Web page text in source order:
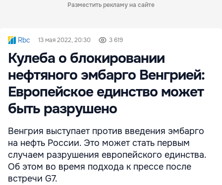
Разместить рекламу на сайте
Rbc 13 мая 2022, 20:30 3 619
Кулеба о блокировании
нефтяного эмбарго Венгрией:
Европейское единство может
быть разрушено
Венгрия выступает против введения эмбарго
на нефть России. Это может стать первым
случаем разрушения европейского единства.
Об этом во время подхода к прессе после
встречи G7.